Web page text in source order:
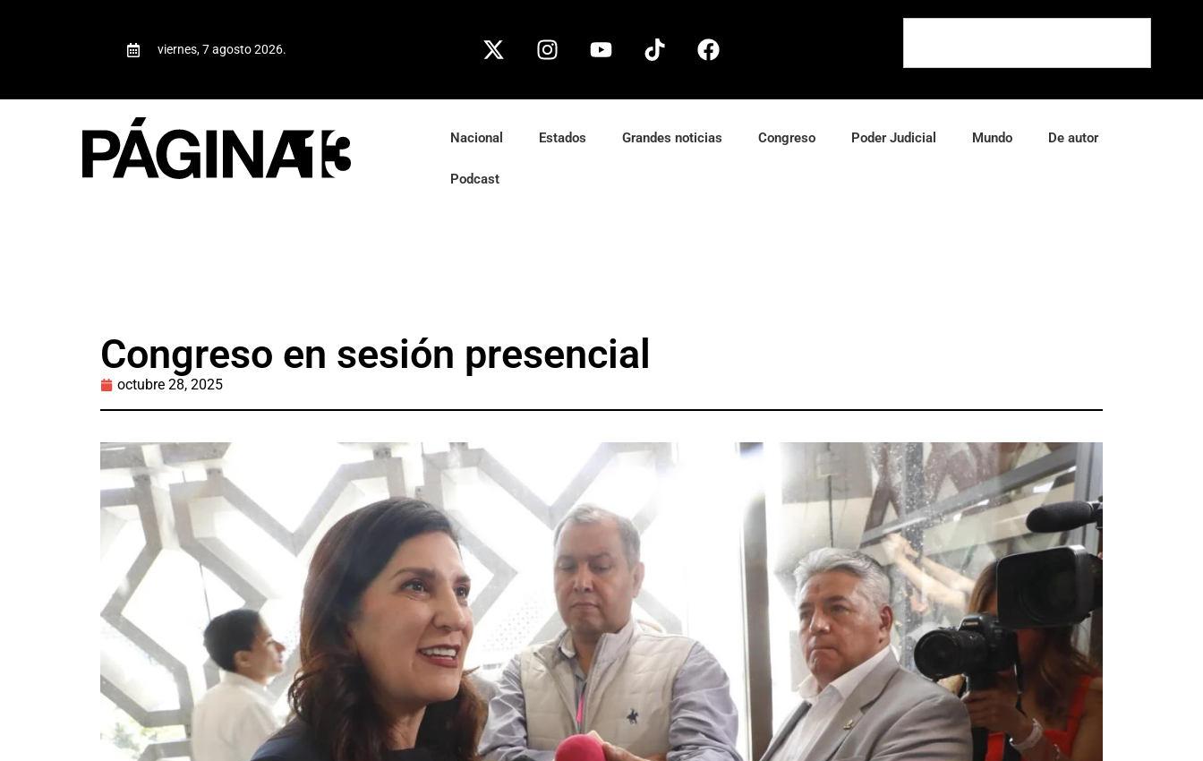
viernes, 7 agosto 2026.
Nacional Estados Grandes noticias Congreso Poder Judicial Mundo De autor
Podcast
Congreso en sesión presencial
octubre 28, 2025